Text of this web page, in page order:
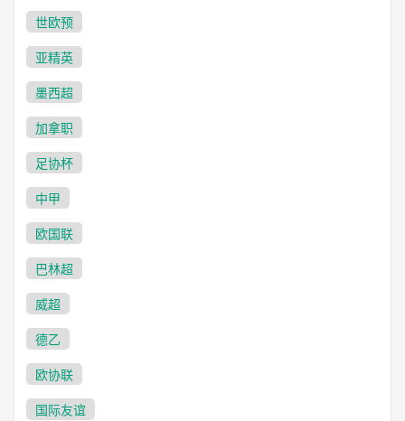
世欧预
亚精英
墨西超
加拿职
足协杯
中甲
欧国联
巴林超
威超
德乙
欧协联
国际友谊